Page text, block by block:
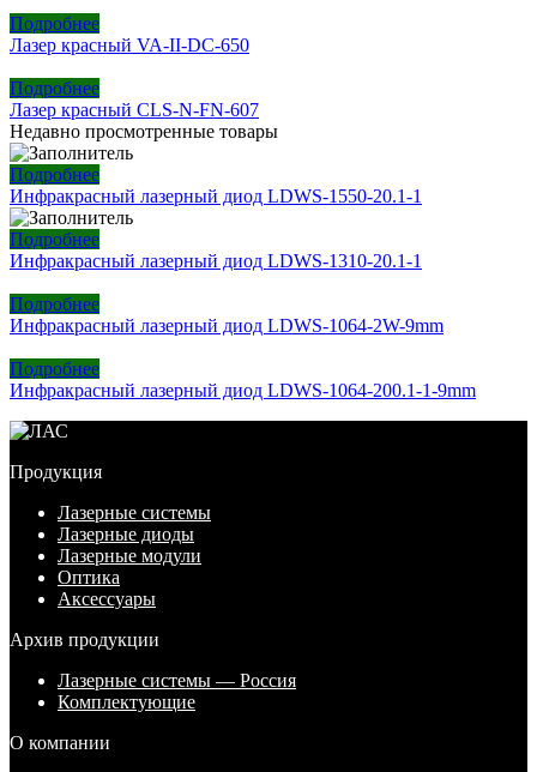
Подробнее
Лазер красный VA-II-DC-650
Подробнее
Лазер красный CLS-N-FN-607
Недавно просмотренные товары
Подробнее
Инфракрасный лазерный диод LDWS-1550-20.1-1
Подробнее
Инфракрасный лазерный диод LDWS-1310-20.1-1
Подробнее
Инфракрасный лазерный диод LDWS-1064-2W-9mm
Подробнее
Инфракрасный лазерный диод LDWS-1064-200.1-1-9mm
Продукция
Лазерные системы
Лазерные диоды
Лазерные модули
Оптика
Аксессуары
Архив продукции
Лазерные системы — Россия
Комплектующие
О компании